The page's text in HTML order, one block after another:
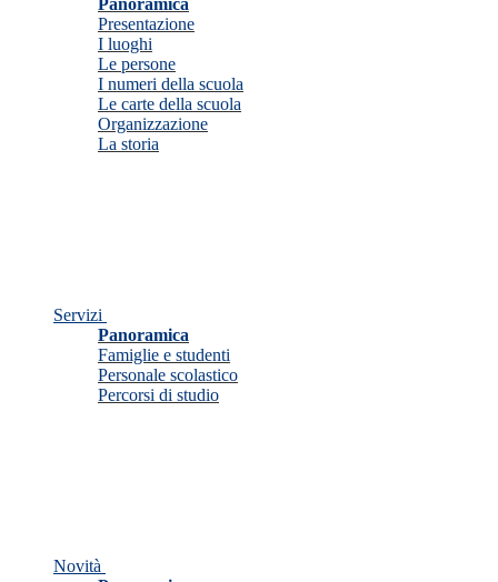
Panoramica
Presentazione
I luoghi
Le persone
I numeri della scuola
Le carte della scuola
Organizzazione
La storia
Servizi
Panoramica
Famiglie e studenti
Personale scolastico
Percorsi di studio
Novità